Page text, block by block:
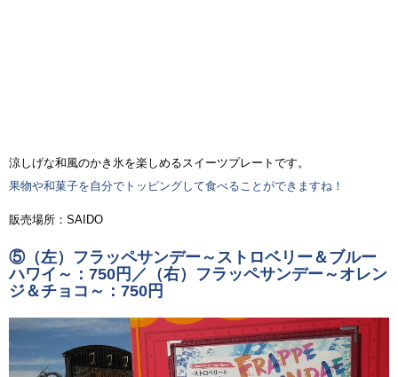
涼しげな和風のかき氷を楽しめるスイーツプレートです。
果物や和菓子を自分でトッピングして食べることができますね！
販売場所：SAIDO
⑤（左）フラッペサンデー～ストロベリー＆ブルー
ハワイ～：750円／（右）フラッペサンデー～オレン
ジ＆チョコ～：750円